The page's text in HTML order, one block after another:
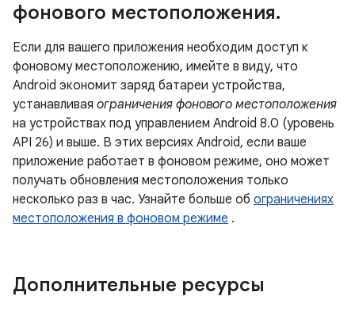
фонового местоположения.
Если для вашего приложения необходим доступ к
фоновому местоположению, имейте в виду, что
Android экономит заряд батареи устройства,
устанавливая ограничения фонового местоположения
на устройствах под управлением Android 8.0 (уровень
API 26) и выше. В этих версиях Android, если ваше
приложение работает в фоновом режиме, оно может
получать обновления местоположения только
несколько раз в час. Узнайте больше об ограничениях
местоположения в фоновом режиме .
Дополнительные ресурсы